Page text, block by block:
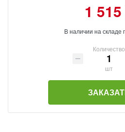
1
В наличии на складе
Количество
шт